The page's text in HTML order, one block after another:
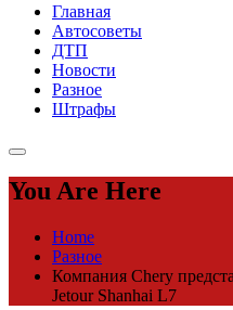
Главная
Автосоветы
ДТП
Новости
Разное
Штрафы
You Are Here
Home
Разное
Компания Chery
Jetour Shanhai L7